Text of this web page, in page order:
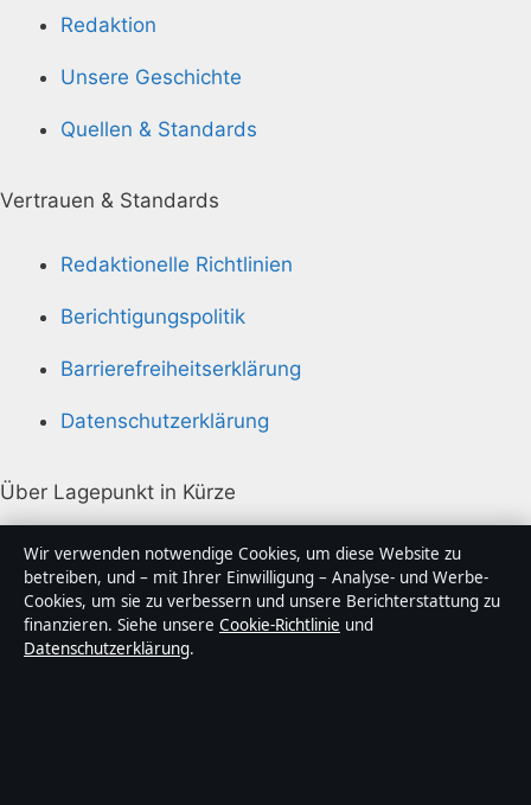
Redaktion
Unsere Geschichte
Quellen & Standards
Vertrauen & Standards
Redaktionelle Richtlinien
Berichtigungspolitik
Barrierefreiheitserklärung
Datenschutzerklärung
Über Lagepunkt in Kürze
Lagepunkt ist ein unabhängiger digitaler
Nachrichtenanbieter mit Fokus auf Politik, Wirtschaft,
Technik und Gesellschaft in Deutschland. Jeder Artikel
trägt eine Byline, wird von einem Redakteur geprüft
und vor der Veröffentlichung faktengecheckt.
Wir verwenden notwendige Cookies, um diese Website zu
betreiben, und – mit Ihrer Einwilligung – Analyse- und Werbe-
Cookies, um sie zu verbessern und unsere Berichterstattung zu
finanzieren. Siehe unsere Cookie-Richtlinie und
Datenschutzerklärung.